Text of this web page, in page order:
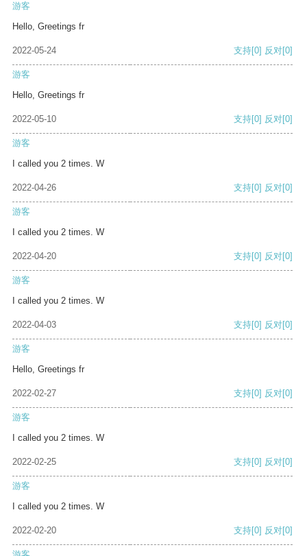
游客
Hello, Greetings fr
2022-05-24 支持[0] 反对[0]
游客
Hello, Greetings fr
2022-05-10 支持[0] 反对[0]
游客
I called you 2 times. W
2022-04-26 支持[0] 反对[0]
游客
I called you 2 times. W
2022-04-20 支持[0] 反对[0]
游客
I called you 2 times. W
2022-04-03 支持[0] 反对[0]
游客
Hello, Greetings fr
2022-02-27 支持[0] 反对[0]
游客
I called you 2 times. W
2022-02-25 支持[0] 反对[0]
游客
I called you 2 times. W
2022-02-20 支持[0] 反对[0]